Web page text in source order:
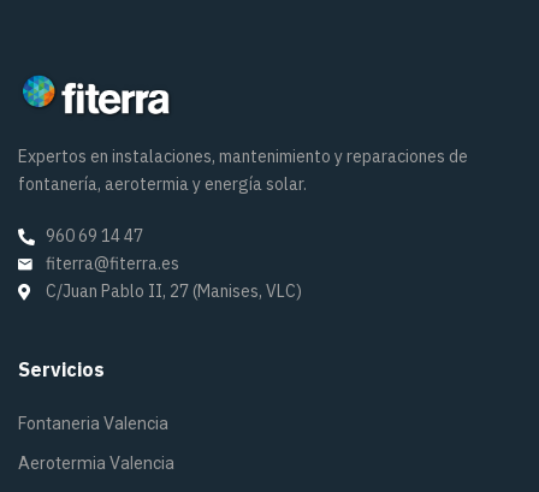
Expertos en instalaciones, mantenimiento y reparaciones de
fontanería, aerotermia y energía solar.
960 69 14 47
fiterra@fiterra.es
C/Juan Pablo II, 27 (Manises, VLC)
Servicios
Fontaneria Valencia
Aerotermia Valencia